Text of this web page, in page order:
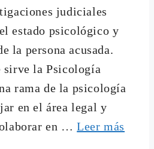
judiciales
estado psicológico y
la persona acusada.
sirve la Psicología
rama de la psicología
en el área legal y
en …Leer más